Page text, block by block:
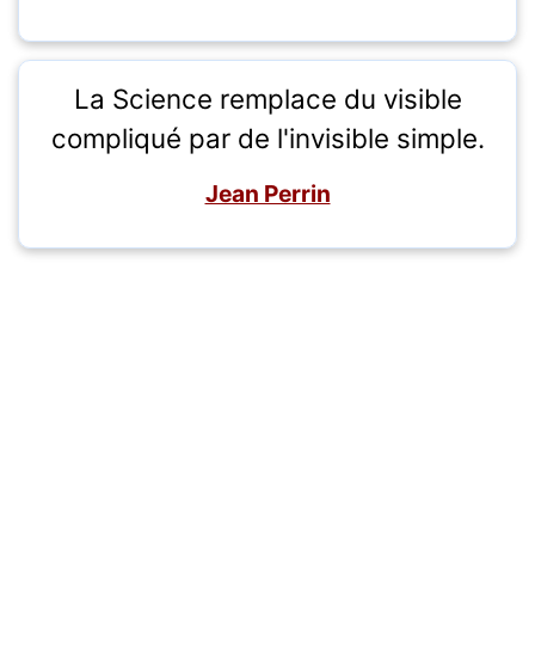
La Science remplace du visible
compliqué par de l'invisible simple.
Jean Perrin